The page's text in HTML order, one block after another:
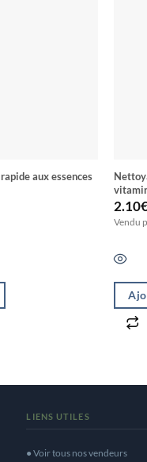
aux essences
2.10
Vendu
LIENS UTILES
● Voir tous nos vendeurs